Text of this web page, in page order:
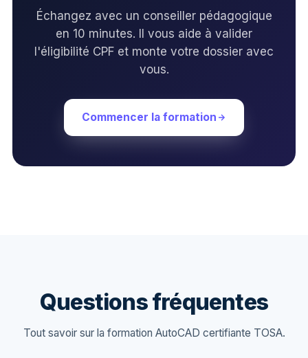
Échangez avec un conseiller pédagogique
en 10 minutes. Il vous aide à valider
l'éligibilité CPF et monte votre dossier avec
vous.
Commencer la formation
Questions fréquentes
Tout savoir sur la formation AutoCAD certifiante TOSA.